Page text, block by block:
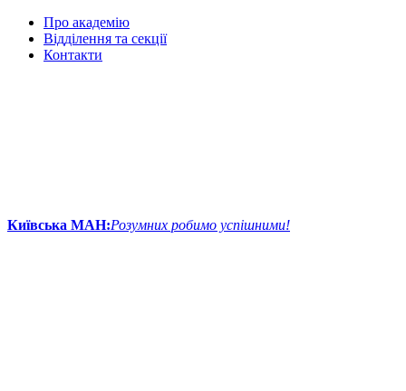
Про академію
Відділення та секції
Контакти
Київська МАН:Розумних робимо успішними!